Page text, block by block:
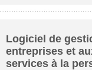
Logiciel de
entreprises et
services à la